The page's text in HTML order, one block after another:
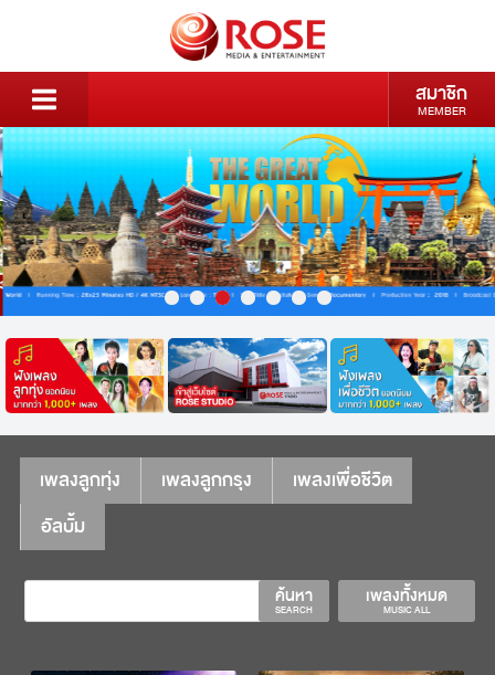
สมาชิก
MEMBER
เพลงลูกทุ่ง เพลงลูกกรุง
เพลงเพื่อชีวิต
อัลบั้ม
เพลงทั้งหมด
MUSIC ALL
ค้นหา
SEARCH